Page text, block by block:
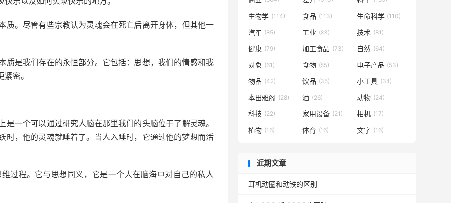
质。尽管有些宗教认为灵魂会在死亡后离开身体，但其他一
质是我们存在的永恒部分。它包括：思想，我们的情感和我
密。
是一个可以通过研究人脑在那里我们的头脑位于了解灵魂。
时，他的灵魂就睡着了。当人入睡时，它通过他的梦想而活
过程。它与思想同义，它是一个人在脑海中对自己的私人
生物学 (114) 食品 (113) 生命科学 (110)
汽车 (85) 工业 (83) 技术 (81)
健康 (79) 加工食品 (73) 自然 (64)
对象 (61) 食物 (55) 电子产品 (53)
物品 (42) 饮品 (35) 小工具 (34)
本田雅阁 (28) 酒 (26) 动物 (24)
科技 (22) 家用设备 (21) 相机 (17)
植物 (16) 体育 (16) 文字 (16)
近期文章
耳机动圈和动铁的区别